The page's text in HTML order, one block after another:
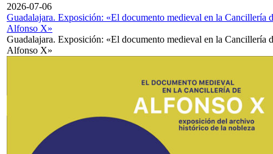
2026-07-06
Guadalajara. Exposición: «El documento medieval en la Cancillería
Alfonso X»
Guadalajara. Exposición: «El documento medieval en la Cancillería
Alfonso X»